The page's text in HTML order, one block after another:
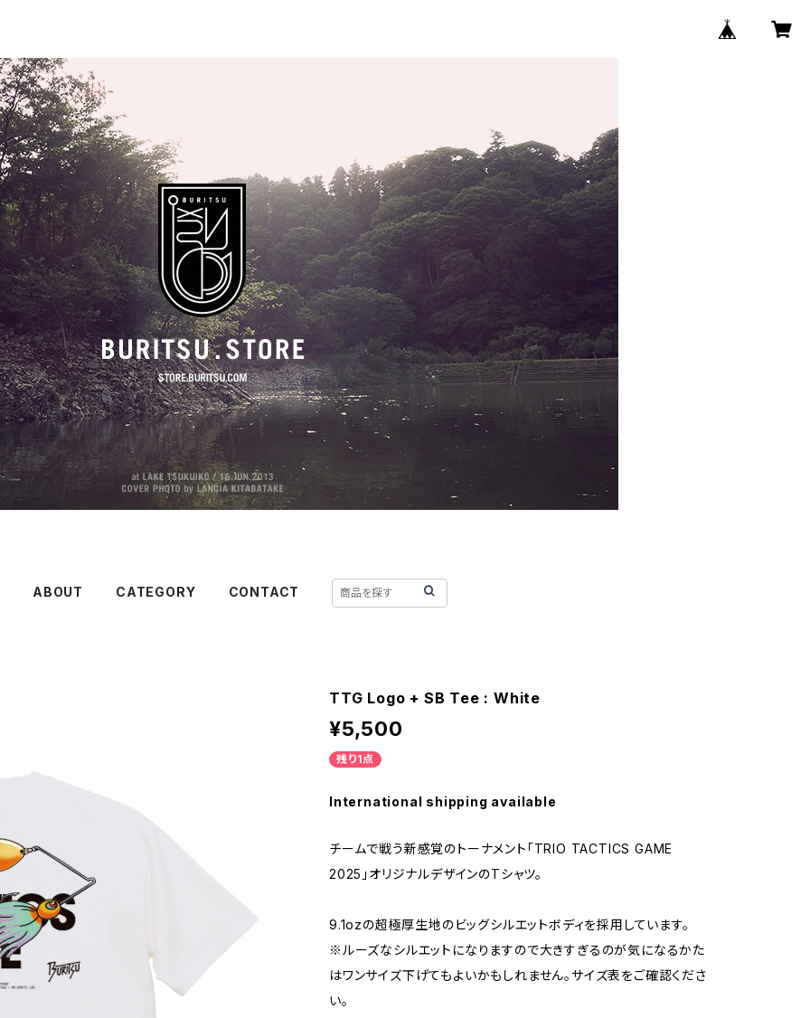
ABOUT CATEGORY CONTACT
TTG Logo + SB Tee : White
¥5,500
残り1点
International shipping available
チームで戦う新感覚のトーナメント「TRIO TACTICS GAME
2025」オリジナルデザインのTシャツ。
9.1ozの超極厚生地のビッグシルエットボディを採用しています。
※ルーズなシルエットになりますので大きすぎるのが気になるかた
はワンサイズ下げてもよいかもしれません。サイズ表をご確認くださ
い。